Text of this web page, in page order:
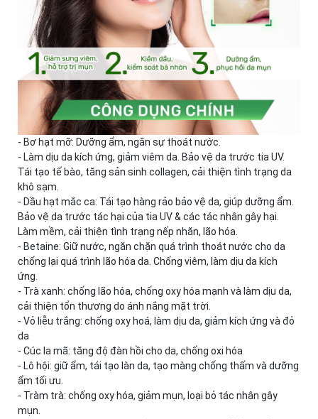
- Bơ hạt mỡ: Dưỡng ẩm, ngăn sự thoát nước.
- Làm dịu da kích ứng, giảm viêm da. Bảo vệ da trước tia UV.
Tái tạo tế bào, tăng sản sinh collagen, cải thiện tình trạng da
khô sạm.
- Dầu hạt mắc ca: Tái tạo hàng rảo bảo vệ da, giúp dưỡng ẩm.
Bảo vệ da trước tác hại của tia UV & các tác nhân gây hại.
Làm mềm, cải thiện tình trạng nếp nhăn, lão hóa.
- Betaine: Giữ nước, ngăn chặn quá trình thoát nước cho da
chống lại quá trình lão hóa da. Chống viêm, làm dịu da kích
ứng.
- Trà xanh: chống lão hóa, chống oxy hóa mạnh và làm dịu da,
cải thiện tổn thương do ánh nắng mặt trời.
- Vỏ liễu trắng: chống oxy hoá, làm dịu da, giảm kích ứng và đỏ
da
- Cúc la mã: tăng độ đàn hồi cho da, chống oxi hóa
- Lô hội: giữ ẩm, tái tạo làn da, tạo màng chống thấm và dưỡng
ẩm tối ưu.
- Tràm trà: chống oxy hóa, giảm mụn, loại bỏ tác nhân gây
mụn.